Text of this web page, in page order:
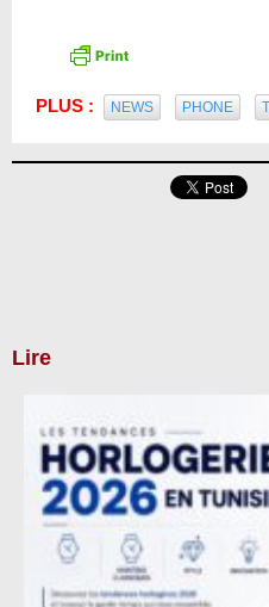
PLUS : NEWS PHONE
Lire